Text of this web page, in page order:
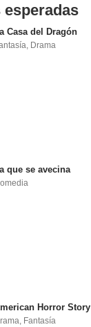
esperadas
Casa del Dragón
Drama
que se avecina
Horror Story
, Fantasía